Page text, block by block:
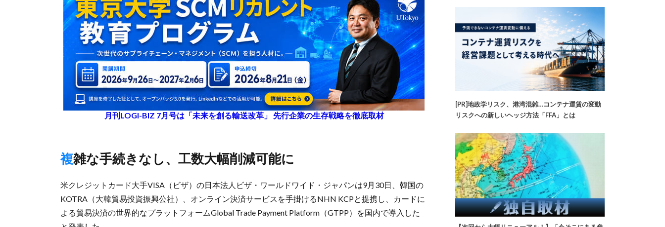
月刊LOGI-BIZ 7月号は「未来を創る輸送改革」 先行企業の生存戦略を徹底取材
複雑な手続きなし、工数大幅削減可能に
米クレジットカード大手VISA（ビザ）の日本法人ビザ・ワールドワイド・ジャパンは9月30日、韓国の
KOTRA（大韓貿易投資振興公社）、オンライン決済サービスを手掛けるNHN KCPと提携し、カードに
よる貿易決済の世界的なプラットフォームGlobal Trade Payment Platform（GTPP）を国内で導入した
[PR]地政学リスク、港湾混雑…コンテナ運賃の変動
リスクへの新しいヘッジ方法「FFA」とは